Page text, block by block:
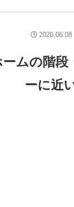
ームの階
ーに近
2020.06.08